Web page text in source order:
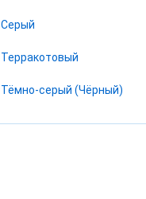
Серый
Терракотовый
Тёмно-серый (Чёрный)